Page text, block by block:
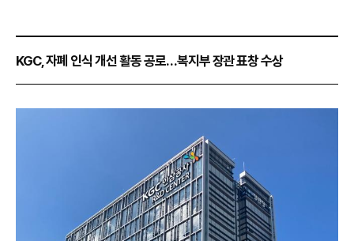
KGC, 자폐 인식 개선 활동 공로…복지부 장관 표창 수상